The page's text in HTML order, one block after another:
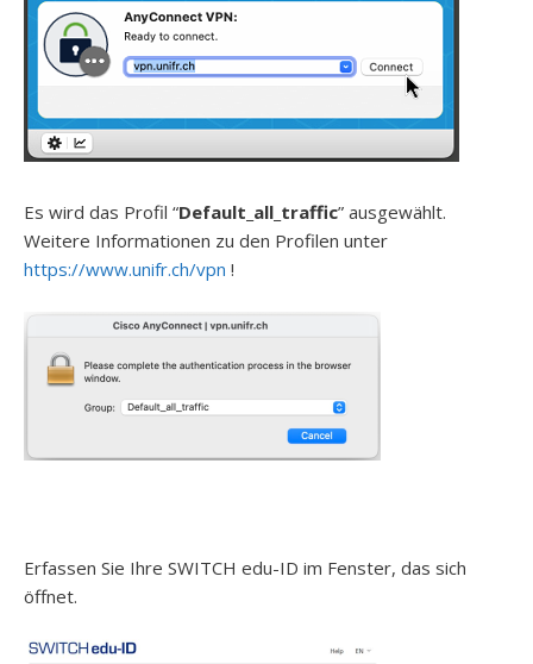
Es wird das Profil “Default_all_traffic” ausgewählt.
Weitere Informationen zu den Profilen unter
https://www.unifr.ch/vpn !
Erfassen Sie Ihre SWITCH edu-ID im Fenster, das sich
öffnet.